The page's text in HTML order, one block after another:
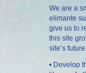
We are a
elimante
give us to
this site
site’s
• Develop